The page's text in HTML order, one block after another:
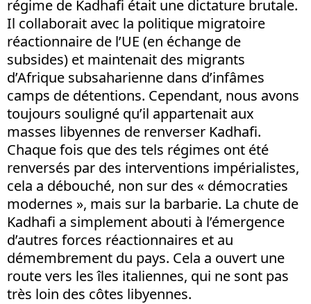
régime de Kadhafi était une dictature brutale.
Il collaborait avec la politique migratoire
réactionnaire de l’UE (en échange de
subsides) et maintenait des migrants
d’Afrique subsaharienne dans d’infâmes
camps de détentions. Cependant, nous avons
toujours souligné qu’il appartenait aux
masses libyennes de renverser Kadhafi.
Chaque fois que des tels régimes ont été
renversés par des interventions impérialistes,
cela a débouché, non sur des « démocraties
modernes », mais sur la barbarie. La chute de
Kadhafi a simplement abouti à l’émergence
d’autres forces réactionnaires et au
démembrement du pays. Cela a ouvert une
route vers les îles italiennes, qui ne sont pas
très loin des côtes libyennes.